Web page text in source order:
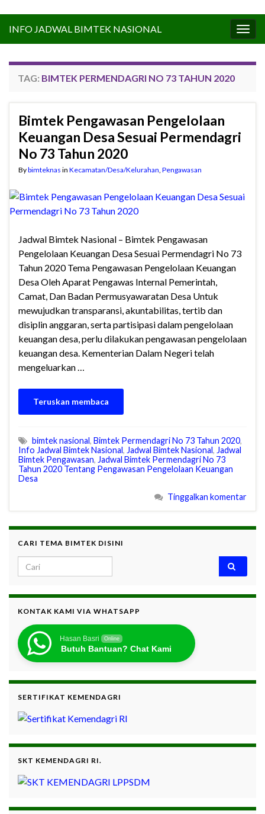
INFO JADWAL BIMTEK NASIONAL
TAG: BIMTEK PERMENDAGRI NO 73 TAHUN 2020
Bimtek Pengawasan Pengelolaan
Keuangan Desa Sesuai Permendagri
No 73 Tahun 2020
Bybimteknas in Kecamatan/Desa/Kelurahan, Pengawasan
Jadwal Bimtek Nasional – Bimtek Pengawasan
Pengelolaan Keuangan Desa Sesuai Permendagri No 73
Tahun 2020 Tema Pengawasan Pengelolaan Keuangan
Desa Oleh Aparat Pengawas Internal Pemerintah,
Camat, Dan Badan Permusyawaratan Desa Untuk
mewujudkan transparansi, akuntabilitas, tertib dan
disiplin anggaran, serta partisipasi dalam pengelolaan
keuangan desa, perlu dilakukan pengawasan pengelolaan
keuangan desa. Kementerian Dalam Negeri telah
mengeluarkan …
Teruskan membaca
bimtek nasional, Bimtek Permendagri No 73 Tahun 2020,
Info Jadwal Bimtek Nasional, Jadwal Bimtek Nasional, Jadwal
Bimtek Pengawasan, Jadwal Bimtek Permendagri No 73
Tahun 2020 Tentang Pengawasan Pengelolaan Keuangan
Desa
Tinggalkan komentar
CARI TEMA BIMTEK DISINI
Search for:
KONTAK KAMI VIA WHATSAPP
Hasan Basri Online
Butuh Bantuan? Chat Kami
SERTIFIKAT KEMENDAGRI
SKT KEMENDAGRI RI.